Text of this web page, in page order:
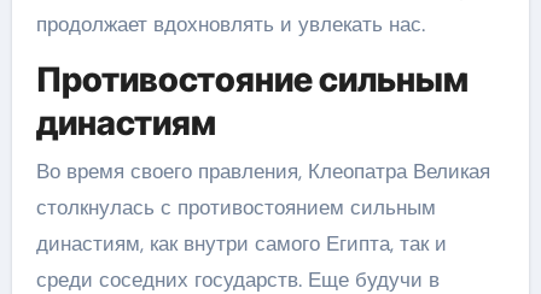
продолжает вдохновлять и увлекать нас.
Противостояние сильным
династиям
Во время своего правления, Клеопатра Великая
столкнулась с противостоянием сильным
династиям, как внутри самого Египта, так и
среди соседних государств. Еще будучи в